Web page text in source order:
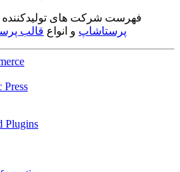
فهرست شرکت های تولیدکننده
پرستاشاپ و انواع قالب
Press
Plugins